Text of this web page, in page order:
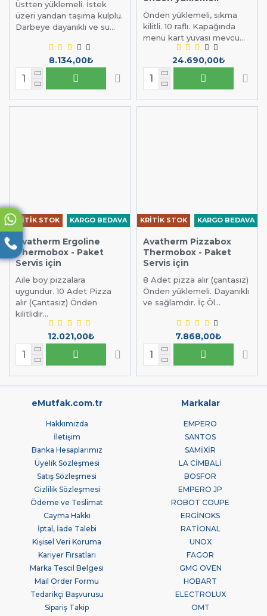
Üstten yüklemeli. İstek
üzeri yandan taşıma kulplu.
Darbeye dayanıklı ve su...
8.134,00₺
Önden yüklemeli, sıkma
kilitli. 10 raflı. Kapağında
menü kart yuvası mevcu...
24.690,00₺
KARGO BEDAVA
KRİTİK STOK
Avatherm Ergoline
Thermobox - Paket
Servis için
Aile boy pizzalara
uygundur. 10 Adet Pizza
alır (Çantasız) Önden
kilitlidir...
12.021,00₺
KARGO BEDAVA
KRİTİK STOK
Avatherm Pizzabox
Thermobox - Paket
Servis için
8 Adet pizza alır (çantasız)
Önden yüklemeli. Dayanıklı
ve sağlamdır. İç Öl...
7.868,00₺
eMutfak.com.tr
Hakkımızda
İletişim
Banka Hesaplarımız
Üyelik Sözleşmesi
Satış Sözleşmesi
Gizlilik Sözleşmesi
Ödeme ve Teslimat
Cayma Hakkı
İptal, İade Talebi
Kişisel Veri Koruma
Kariyer Fırsatları
Marka Tescil Belgesi
Mail Order Formu
Tedarikçi Başvurusu
Sipariş Takip
Markalar
EMPERO
SANTOS
SAMİXİR
LA CİMBALİ
BOSFOR
EMPERO JP
ROBOT COUPE
ERGİNOKS
RATİONAL
UNOX
FAGOR
GMG OVEN
HOBART
ELECTROLUX
OMT